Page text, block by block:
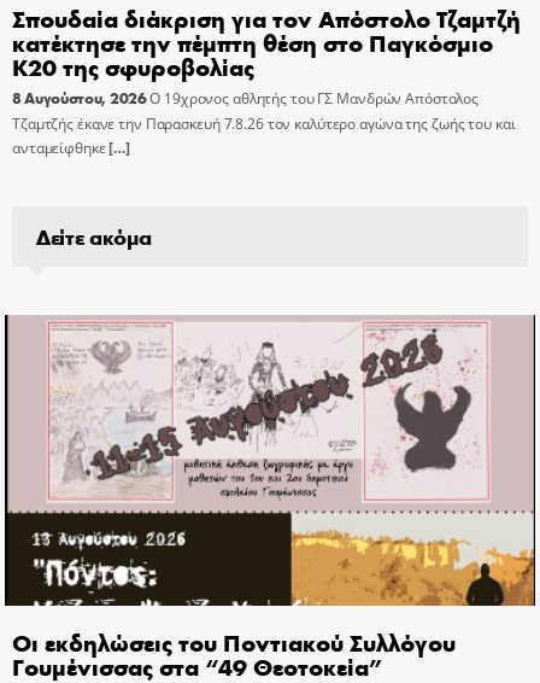
Σπουδαία διάκριση για τον Απόστολο Τζαμτζή
κατέκτησε την πέμπτη θέση στο Παγκόσμιο
Κ20 της σφυροβολίας
8 Αυγούστου, 2026Ο 19χρονος αθλητής του ΓΣ Μανδρών Απόστολος
Τζαμτζής έκανε την Παρασκευή 7.8.26 τον καλύτερο αγώνα της ζωής του και
ανταμείφθηκε[…]
Δείτε ακόμα
Οι εκδηλώσεις του Ποντιακού Συλλόγου
Γουμένισσας στα “49 Θεοτοκεία”